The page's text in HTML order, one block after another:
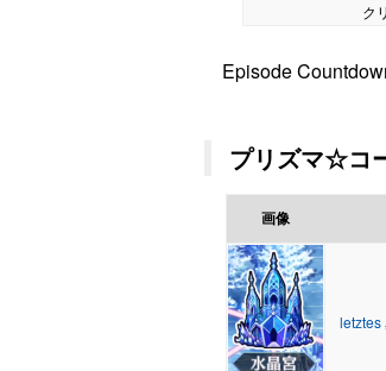
ク
Episode
プリズマ☆コ
画像
letztes